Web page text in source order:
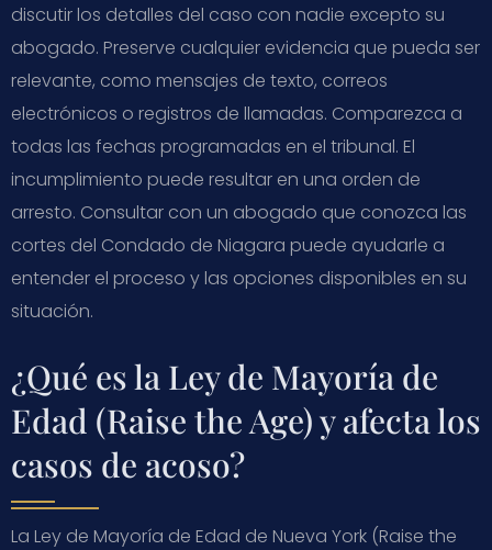
discutir los detalles del caso con nadie excepto su
abogado. Preserve cualquier evidencia que pueda ser
relevante, como mensajes de texto, correos
electrónicos o registros de llamadas. Comparezca a
todas las fechas programadas en el tribunal. El
incumplimiento puede resultar en una orden de
arresto. Consultar con un abogado que conozca las
cortes del Condado de Niagara puede ayudarle a
entender el proceso y las opciones disponibles en su
situación.
¿Qué es la Ley de Mayoría de
Edad (Raise the Age) y afecta los
casos de acoso?
La Ley de Mayoría de Edad de Nueva York (Raise the